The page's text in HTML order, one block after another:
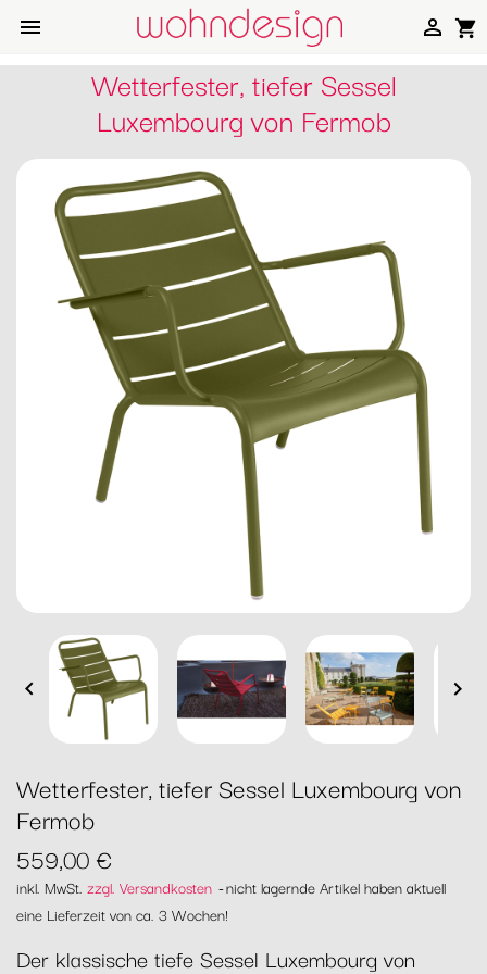
 shopping_cart

Wetterfester, tiefer Sessel
Luxembourg von Fermob
 
Wetterfester, tiefer Sessel Luxembourg von
Fermob
559,00 €
inkl. MwSt. zzgl. Versandkosten nicht lagernde Artikel haben aktuell
eine Lieferzeit von ca. 3 Wochen!
Der klassische tiefe Sessel Luxembourg von